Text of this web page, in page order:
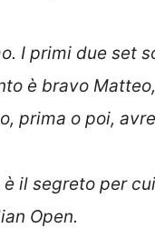
I primi due set
è bravo
prima o poi,
il segreto per
Open.